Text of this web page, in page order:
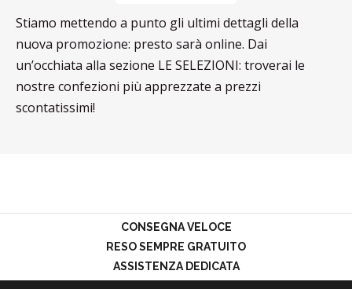
CONFEZIONI
SPIRITS
ACCESSORI
Stiamo mettendo a punto gli ultimi dettagli della
nuova promozione: presto sarà online. Dai
un’occhiata alla sezione LE SELEZIONI: troverai le
nostre confezioni più apprezzate a prezzi
scontatissimi!
CONSEGNA VELOCE
RESO SEMPRE GRATUITO
ASSISTENZA DEDICATA